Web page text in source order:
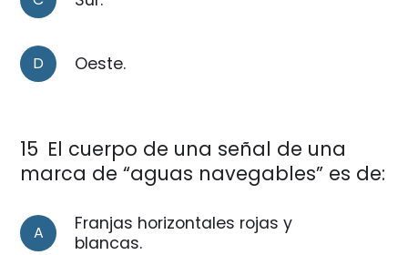
D Oeste.
15 El cuerpo de una señal de una
marca de “aguas navegables” es de:
A
Franjas horizontales rojas y
blancas.